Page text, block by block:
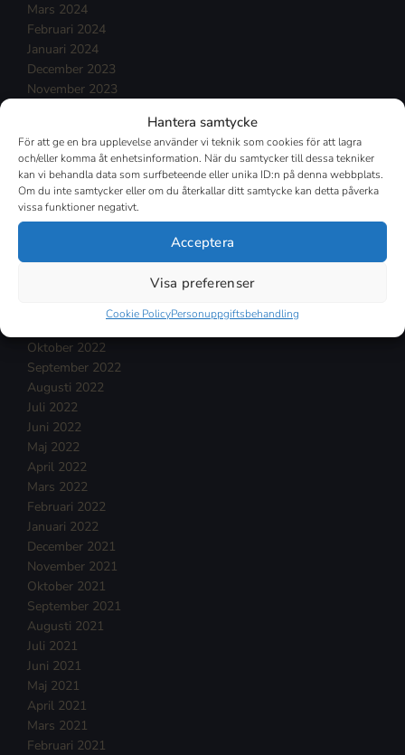
Hantera samtycke
För att ge en bra upplevelse använder vi teknik som cookies för att lagra
och/eller komma åt enhetsinformation. När du samtycker till dessa tekniker
kan vi behandla data som surfbeteende eller unika ID:n på denna webbplats.
Om du inte samtycker eller om du återkallar ditt samtycke kan detta påverka
vissa funktioner negativt.
Acceptera
Visa preferenser
Cookie PolicyPersonuppgiftsbehandling
Mars 2024
Februari 2024
Januari 2024
December 2023
November 2023
Augusti 2023
Juli 2023
Juni 2023
Maj 2023
Februari 2023
December 2022
Oktober 2022
September 2022
Augusti 2022
Juli 2022
Juni 2022
Maj 2022
April 2022
Mars 2022
Februari 2022
Januari 2022
December 2021
November 2021
Oktober 2021
September 2021
Augusti 2021
Juli 2021
Juni 2021
Maj 2021
April 2021
Mars 2021
Februari 2021